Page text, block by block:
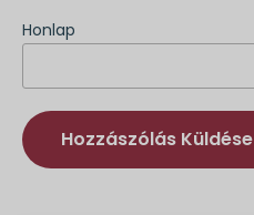
Honlap